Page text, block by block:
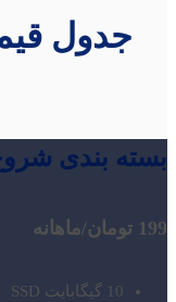
جدول
بسته بندی
199 تومان /ماهانه
10 گیگابایت SSD